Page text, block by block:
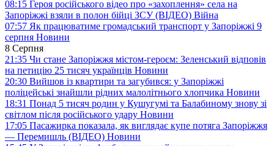
08:15 Героя російського відео про «захоплення» села на
Запоріжжі взяли в полон бійці ЗСУ (ВІДЕО) Війна
07:57 Як працюватиме громадський транспорт у Запоріжжі 9
серпня Новини
8 Серпня
21:35 Чи стане Запоріжжя містом-героєм: Зеленський відповів
на петицію 25 тисяч українців Новини
20:30 Вийшов із квартири та загубився: у Запоріжжі
поліцейські знайшли рідних малолітнього хлопчика Новини
18:31 Понад 5 тисяч родин у Кушугумі та Балабиному знову зі
світлом після російського удару Новини
17:05 Пасажирка показала, як виглядає купе потяга Запоріжжя
— Перемишль (ВІДЕО) Новини